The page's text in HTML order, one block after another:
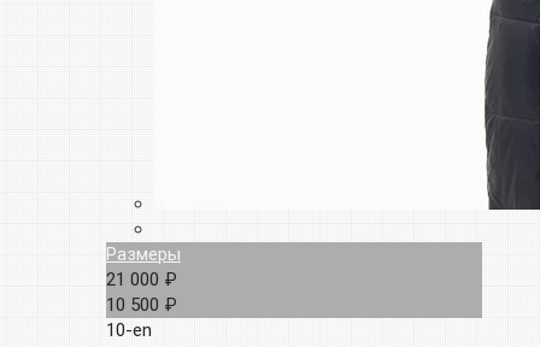
Размеры
21 000 ₽
10 500 ₽
10-en